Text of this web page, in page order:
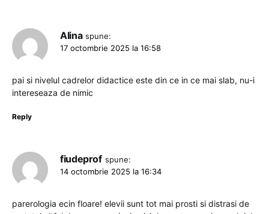
Alina spune:
17 octombrie 2025 la 16:58
pai si nivelul cadrelor didactice este din ce in ce mai slab, nu-i
intereseaza de nimic
Reply
fiudeprof spune:
14 octombrie 2025 la 16:34
parerologia ecin floare! elevii sunt tot mai prosti si distrasi de